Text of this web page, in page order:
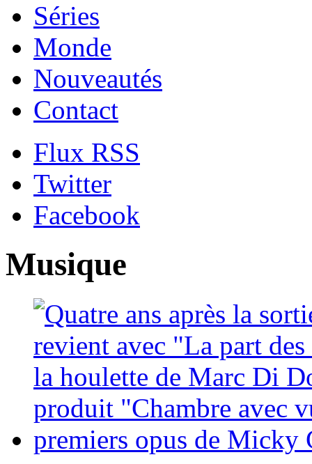
Séries
Monde
Nouveautés
Contact
Flux RSS
Twitter
Facebook
Musique